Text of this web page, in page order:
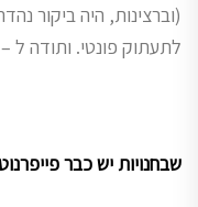
(וברצינות, היה ביקור
לתעתוק פונטי. ותודה ל
שבחנויות יש כבר